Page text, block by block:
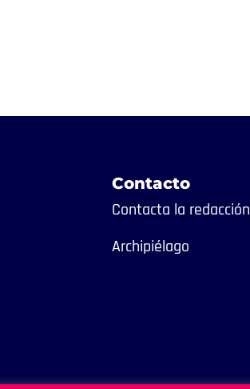
Contacto
Contacta la redacción
Archipiélago